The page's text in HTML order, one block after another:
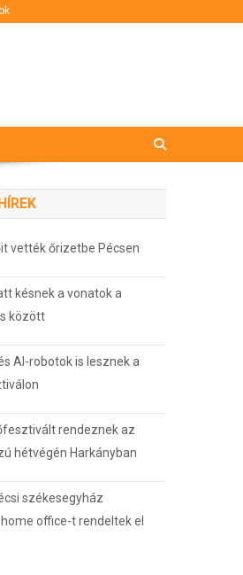
vették őrizetbe Pécsen
késnek a vonatok a
között
AI-robotok is lesznek a
rendeznek az
hétvégén Harkányban
székesegyház
office-t rendeltek el